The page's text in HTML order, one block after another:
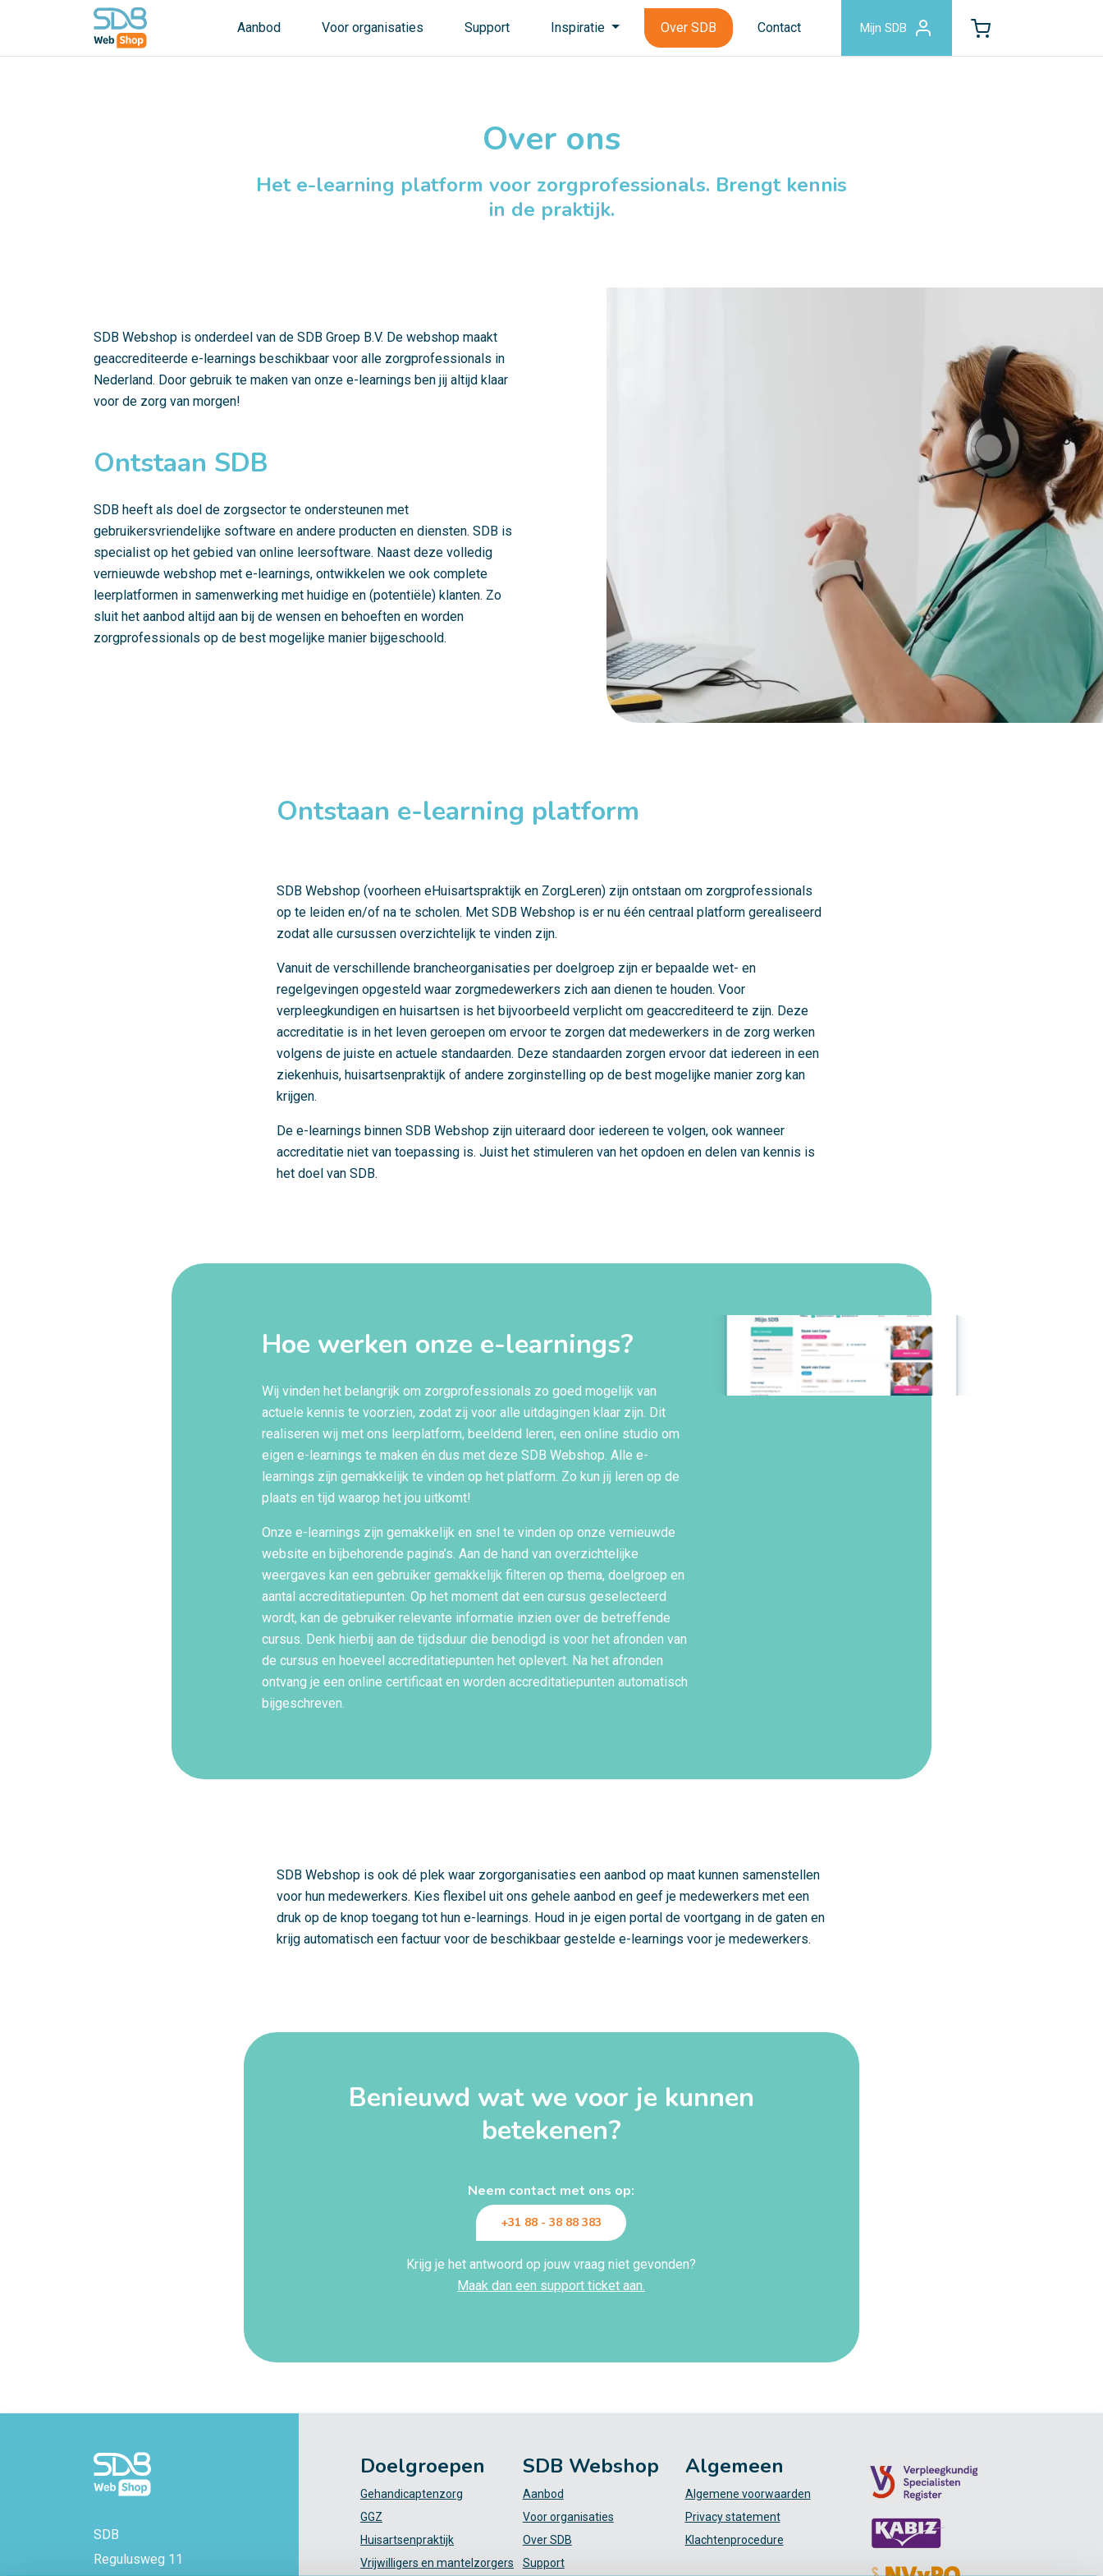
Aanbod Voor organisaties Support Inspiratie Over SDB Contact Mijn SDB
Over ons
Het e-learning platform voor zorgprofessionals. Brengt kennis
in de praktijk.
SDB Webshop is onderdeel van de SDB Groep B.V. De webshop maakt
geaccrediteerde e-learnings beschikbaar voor alle zorgprofessionals in
Nederland. Door gebruik te maken van onze e-learnings ben jij altijd klaar
voor de zorg van morgen!
Ontstaan SDB
SDB heeft als doel de zorgsector te ondersteunen met
gebruikersvriendelijke software en andere producten en diensten. SDB is
specialist op het gebied van online leersoftware. Naast deze volledig
vernieuwde webshop met e-learnings, ontwikkelen we ook complete
leerplatformen in samenwerking met huidige en (potentiële) klanten. Zo
sluit het aanbod altijd aan bij de wensen en behoeften en worden
zorgprofessionals op de best mogelijke manier bijgeschoold.
Ontstaan e-learning platform
SDB Webshop (voorheen eHuisartspraktijk en ZorgLeren) zijn ontstaan om zorgprofessionals
op te leiden en/of na te scholen. Met SDB Webshop is er nu één centraal platform gerealiseerd
zodat alle cursussen overzichtelijk te vinden zijn.
Vanuit de verschillende brancheorganisaties per doelgroep zijn er bepaalde wet- en
regelgevingen opgesteld waar zorgmedewerkers zich aan dienen te houden. Voor
verpleegkundigen en huisartsen is het bijvoorbeeld verplicht om geaccrediteerd te zijn. Deze
accreditatie is in het leven geroepen om ervoor te zorgen dat medewerkers in de zorg werken
volgens de juiste en actuele standaarden. Deze standaarden zorgen ervoor dat iedereen in een
ziekenhuis, huisartsenpraktijk of andere zorginstelling op de best mogelijke manier zorg kan
krijgen.
De e-learnings binnen SDB Webshop zijn uiteraard door iedereen te volgen, ook wanneer
accreditatie niet van toepassing is. Juist het stimuleren van het opdoen en delen van kennis is
het doel van SDB.
Hoe werken onze e-learnings?
Wij vinden het belangrijk om zorgprofessionals zo goed mogelijk van
actuele kennis te voorzien, zodat zij voor alle uitdagingen klaar zijn. Dit
realiseren wij met ons leerplatform, beeldend leren, een online studio om
eigen e-learnings te maken én dus met deze SDB Webshop. Alle e-
learnings zijn gemakkelijk te vinden op het platform. Zo kun jij leren op de
plaats en tijd waarop het jou uitkomt!
Onze e-learnings zijn gemakkelijk en snel te vinden op onze vernieuwde
website en bijbehorende pagina’s. Aan de hand van overzichtelijke
weergaves kan een gebruiker gemakkelijk filteren op thema, doelgroep en
aantal accreditatiepunten. Op het moment dat een cursus geselecteerd
wordt, kan de gebruiker relevante informatie inzien over de betreffende
cursus. Denk hierbij aan de tijdsduur die benodigd is voor het afronden van
de cursus en hoeveel accreditatiepunten het oplevert. Na het afronden
ontvang je een online certificaat en worden accreditatiepunten automatisch
bijgeschreven.
SDB Webshop is ook dé plek waar zorgorganisaties een aanbod op maat kunnen samenstellen
voor hun medewerkers. Kies flexibel uit ons gehele aanbod en geef je medewerkers met een
druk op de knop toegang tot hun e-learnings. Houd in je eigen portal de voortgang in de gaten en
krijg automatisch een factuur voor de beschikbaar gestelde e-learnings voor je medewerkers.
Benieuwd wat we voor je kunnen
betekenen?
Neem contact met ons op:
+31 88 - 38 88 383
Krijg je het antwoord op jouw vraag niet gevonden?
Maak dan een support ticket aan.
SDB
Regulusweg 11
Doelgroepen
Gehandicaptenzorg
GGZ
Huisartsenpraktijk
Vrijwilligers en mantelzorgers
SDB Webshop
Aanbod
Voor organisaties
Over SDB
Support
Algemeen
Algemene voorwaarden
Privacy statement
Klachtenprocedure